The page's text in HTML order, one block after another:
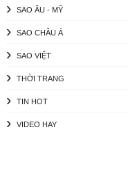
SAO ÂU - MỸ
SAO CHÂU Á
SAO VIỆT
THỜI TRANG
TIN HOT
VIDEO HAY